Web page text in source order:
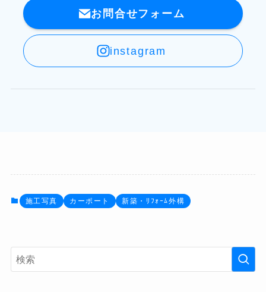
お問合せフォーム
instagram
施工写真 カーポート 新築・ﾘﾌｫｰﾑ外構